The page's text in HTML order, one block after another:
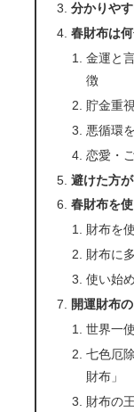
分かりや
春財布は
金運と
徴
貯金重
悪循環
恋愛・
避けた方
春財布を
財布を
財布に
使い始
開運財布
世界一
七色厄
財布」
財布の